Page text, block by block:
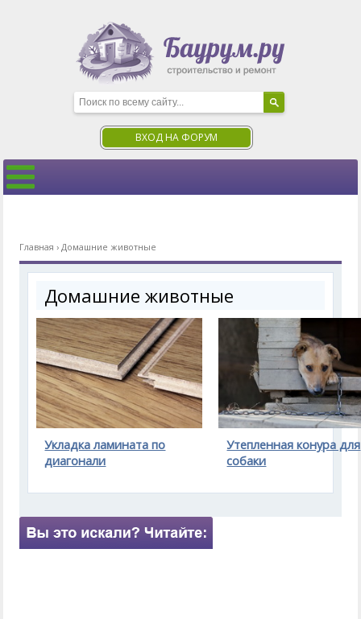
ВХОД НА ФОРУМ
Главная ›Домашние животные
Домашние животные
Укладка ламината по
диагонали
Утепленная конура для
собаки